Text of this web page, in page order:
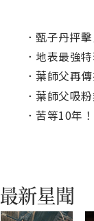
． 甄子丹抨擊昆
． 地表最強特務
． 葉師父再傳
． 葉師父吸粉
． 苦等10年